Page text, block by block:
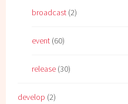
broadcast (2)
event (60)
release (30)
develop (2)